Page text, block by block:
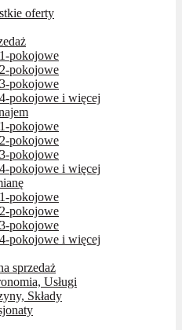
oferty
pokojowe
pokojowe
pokojowe
pokojowe i więcej
pokojowe
pokojowe
pokojowe
pokojowe i więcej
pokojowe
pokojowe
pokojowe
pokojowe i więcej
sprzedaż
Usługi
Składy